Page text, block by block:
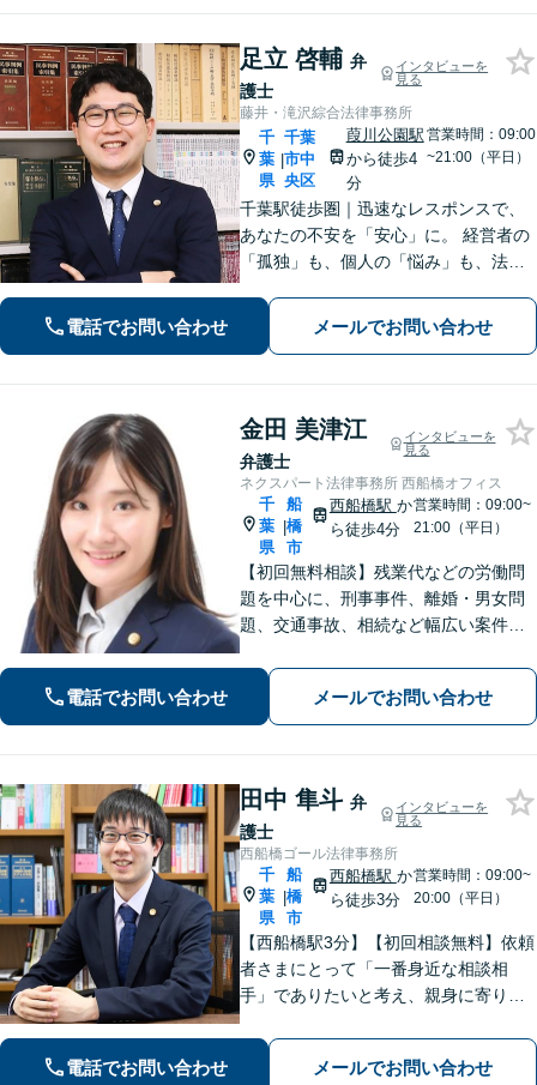
足立 啓輔 弁
護士
インタビューを
見る
藤井・滝沢綜合法律事務所
千
葉
県
|
千葉
市中
央区
葭川公園駅
から徒歩4
分
営業時間：09:00
~21:00（平日）
千葉駅徒歩圏｜迅速なレスポンスで、
あなたの不安を「安心」に。 経営者の
「孤独」も、個人の「悩み」も、法務
務】法務と経営のダブル顧問 【労働問
題】不当解雇・残業代請求 【債務整
電話でお問い合わせ メールでお問い合わせ
金田 美津江
弁護士
インタビューを
見る
ネクスパート法律事務所 西船橋オフィス
千
葉
県
|
船
橋
市
西船橋駅 か
ら徒歩4分
営業時間：09:00~
21:00（平日）
【初回無料相談】残業代などの労働問
題を中心に、刑事事件、離婚・男女問
題、交通事故、相続など幅広い案件に
利を守り、粘り強い交渉と温かいサポ
ートで力強く支えます。【夜間休日対
応可】
電話でお問い合わせ メールでお問い合わせ
田中 隼斗 弁
護士
インタビューを
見る
西船橋ゴール法律事務所
千
葉
県
|
船
橋
市
西船橋駅 か
ら徒歩3分
営業時間：09:00~
20:00（平日）
【西船橋駅3分】【初回相談無料】依頼
者さまにとって「一番身近な相談相
手」でありたいと考え、親身に寄り添
す。おひとりで悩まず、弁護士にご相
談ください。前向きな一歩を踏み出せ
電話でお問い合わせ メールでお問い合わせ